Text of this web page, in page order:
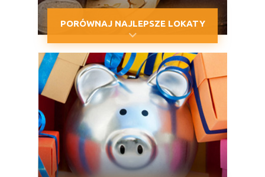
PORÓWNAJ NAJLEPSZE LOKATY